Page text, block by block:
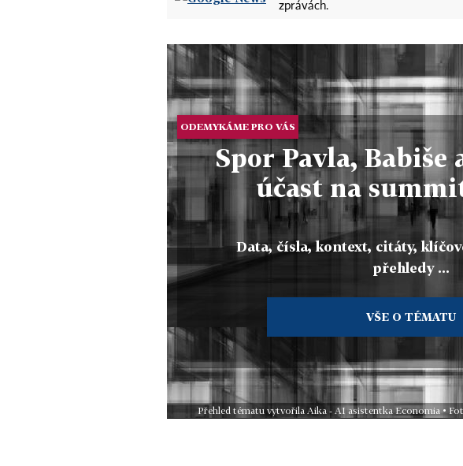
zprávách.
ODEMYKÁME PRO VÁS
Spor Pavla, Babiše
účast na
Data, čísla, kontext, citáty,
přehledy ...
VŠE O TÉMATU
Přehled tématu vytvořila Aika - AI asistentka Economia •